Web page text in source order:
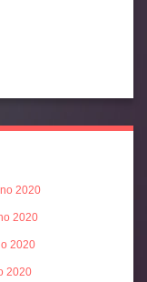
2020
2020
2020
2020